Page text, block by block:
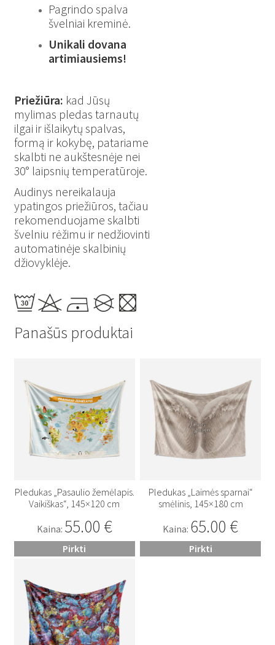
Pagrindo spalva
švelniai kreminė.
Unikali dovana
artimiausiems!
Priežiūra: kad Jūsų
mylimas pledas tarnautų
ilgai ir išlaikytų spalvas,
formą ir kokybę, patariame
skalbti ne aukštesnėje nei
30° laipsnių temperatūroje.
Audinys nereikalauja
ypatingos priežiūros, tačiau
rekomenduojame skalbti
švelniu rėžimu ir nedžiovinti
automatinėje skalbinių
džiovyklėje.
Panašūs produktai
Pledukas „Pasaulio žemėlapis.
Vaikiškas“, 145×120 cm
Kaina: 55.00 €
Pirkti
Pledukas „Laimės sparnai“
smėlinis, 145×180 cm
Kaina: 65.00 €
Pirkti